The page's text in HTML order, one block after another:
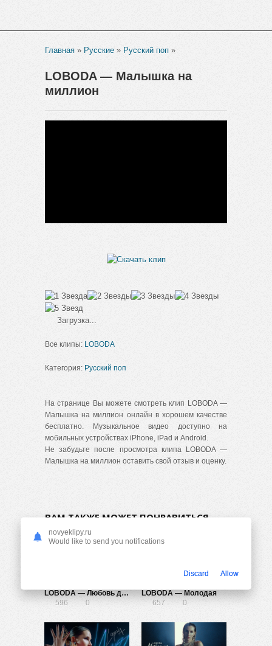
Главная » Русские » Русский поп »
LOBODA — Малышка на
миллион
Загрузка...
Все клипы: LOBODA
Категория: Русский поп
На странице Вы можете смотреть клип LOBODA —
Малышка на миллион онлайн в хорошем качестве
бесплатно. Музыкальное видео доступно на
мобильных устройствах iPhone, iPad и Android.
Не забудьте после просмотра клипа LOBODA —
Малышка на миллион оставить свой отзыв и оценку.
ВАМ ТАКЖЕ МОЖЕТ ПОНРАВИТЬСЯ
LOBODA — Любовь до конца света (Remix) (Mood Video)
596
0
LOBODA — Молодая
657
0
novyeklipy.ru
Would like to send you notifications
Discard Allow